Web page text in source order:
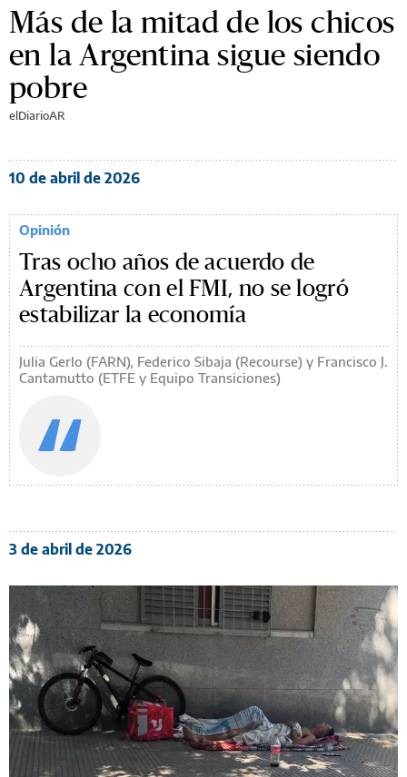
Más de la mitad de los chicos
en la Argentina sigue siendo
pobre
elDiarioAR
10 de abril de 2026
Opinión
Tras ocho años de acuerdo de
Argentina con el FMI, no se logró
estabilizar la economía
Julia Gerlo (FARN), Federico Sibaja (Recourse) y Francisco J.
Cantamutto (ETFE y Equipo Transiciones)
3 de abril de 2026